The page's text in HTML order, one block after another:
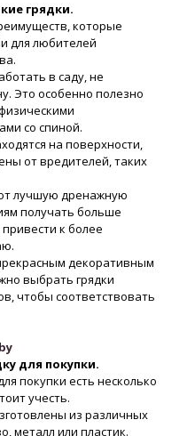
грядки.
которые
для любителей
в саду, не
Это особенно полезно
со спиной.
на поверхности,
от вредителей, таких
лучшую дренажную
получать больше
к более
декоративным
выбрать грядки
чтобы соответствовать
для покупки.
покупки есть несколько
учесть.
из различных
металл или пластик.